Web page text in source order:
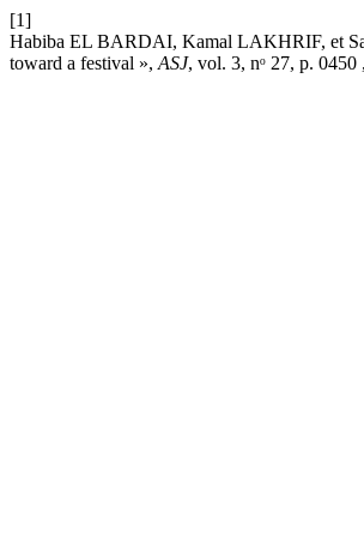
[1]
Habiba EL BARDAI, Kamal LAKHRIF, et
toward a festival », ASJ, vol. 3, nᵒ 27, p. 0450